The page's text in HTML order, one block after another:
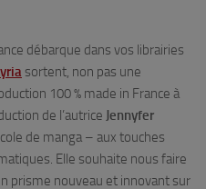
débarque dans vos librairies
sortent, non pas une
100 % made in France à
de l’autrice Jennyfer
de manga – aux touches
Elle souhaite nous faire
prisme nouveau et innovant sur